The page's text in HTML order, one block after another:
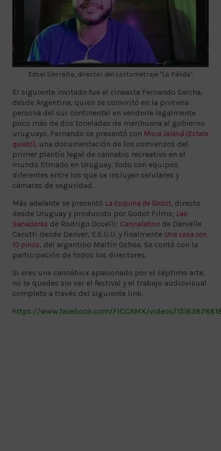
Edsel Sierralta, director del cortometraje "La Pálida".
El siguiente invitado fue el cineasta Fernando Saicha,
desde Argentina, quien se conviritó en la primera
persona del sur continental en venderle legalmente
poco más de dos toneladas de marihuana al gobierno
uruguayo. Fernando se presentó con Misia Jalaná (Estate
quieto), una documentación de los comienzos del
primer plantío legal de cannabis recreativo en el
mundo filmado en Uruguay, todo con equipos
diferentes entre los que se incluyen celulares y
cámaras de seguridad.
Más adelante se presentó La Esquina de Godot, directo
desde Uruguay y producido por Godot Films; Las
Sanadoras de Rodrigo Occelli; Cannalatino de Danielle
Cerutti desde Denver, E.E.U.U. y finalmente Una casa con
10 pinos, del argentino Martín Ochoa. Se contó con la
participación de todos los directores.
Si eres unx cannábicx apasionado por el séptimo arte,
no te quedes sin ver el festival y el trabajo audiovisual
completo a través del siguiente link:
https://www.facebook.com/FICCAMX/videos/